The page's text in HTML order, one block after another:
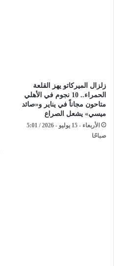
زلزال الميركاتو يهز القلعة
الحمراء.. 10 نجوم في الأهلي
متاحون مجاناً في يناير و«صائد
ميسي» يشعل الصراع
الأربعاء - 15 يوليو - 2026 / 5:01
صباحًا